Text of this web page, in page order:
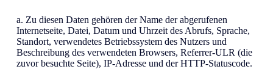
a. Zu diesen Daten gehören der Name der abgerufenen
Internetseite, Datei, Datum und Uhrzeit des Abrufs, Sprache,
Standort, verwendetes Betriebssystem des Nutzers und
Beschreibung des verwendeten Browsers, Referrer-ULR (die
zuvor besuchte Seite), IP-Adresse und der HTTP-Statuscode.